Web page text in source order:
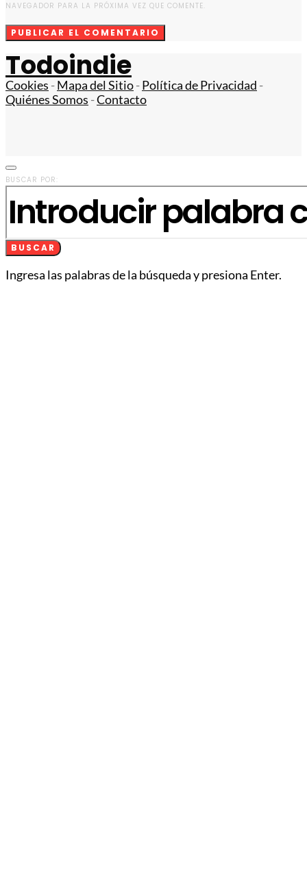
NAVEGADOR PARA LA PRÓXIMA VEZ QUE COMENTE.
Todoindie
Cookies -Mapa del Sitio-Política de Privacidad -
Quiénes Somos -Contacto
BUSCAR POR:
BUSCAR
Ingresa las palabras de la búsqueda y presiona Enter.